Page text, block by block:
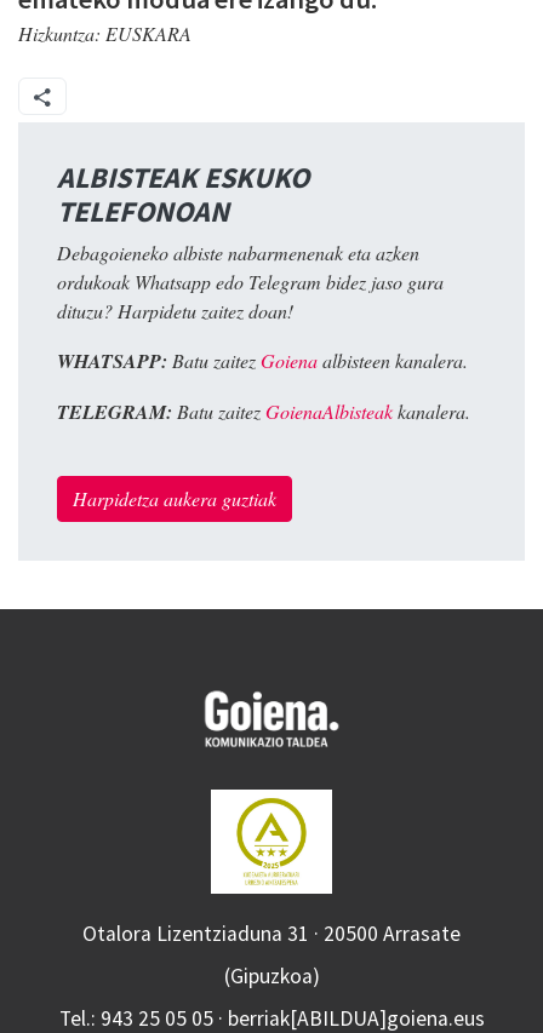
Hizkuntza: EUSKARA
ALBISTEAK ESKUKO
TELEFONOAN
Debagoieneko albiste nabarmenenak eta azken
ordukoak Whatsapp edo Telegram bidez jaso gura
dituzu? Harpidetu zaitez doan!
WHATSAPP: Batu zaitezGoienaalbisteen kanalera.
TELEGRAM: Batu zaitezGoienaAlbisteakkanalera.
Harpidetza aukera guztiak
Otalora Lizentziaduna 31 · 20500 Arrasate
(Gipuzkoa)
Tel.: 943 25 05 05 · berriak[ABILDUA]goiena.eus